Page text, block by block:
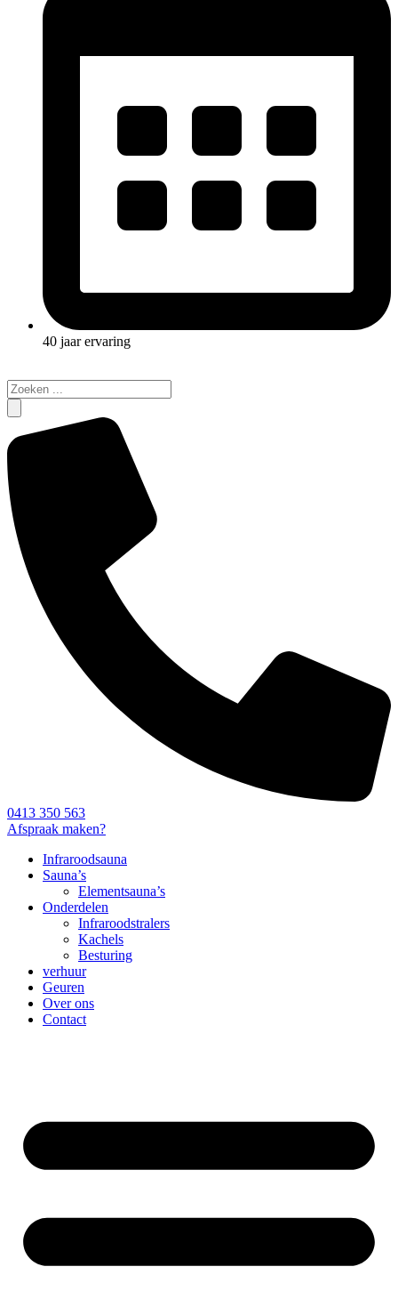
40 jaar ervaring
Search
...
0413 350 563
Afspraak maken?
Infraroodsauna
Sauna’s
Elementsauna’s
Onderdelen
Infraroodstralers
Kachels
Besturing
verhuur
Geuren
Over ons
Contact